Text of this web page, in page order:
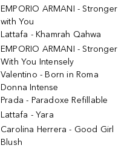
EMPORIO ARMANI - Stronger
with You
Lattafa - Khamrah Qahwa
EMPORIO ARMANI - Stronger
With You Intensely
Valentino - Born in Roma
Donna Intense
Prada - Paradoxe Refillable
Lattafa - Yara
Carolina Herrera - Good Girl
Blush